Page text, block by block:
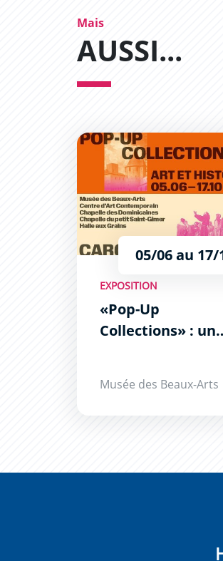
Mais
AUSSI...
«Pop-Up Collections» : un
05/06 au 17/
EXPOSITION
«Pop-Up
Collections» : un
Carcassonne en
2026
Musée des Beaux-Arts